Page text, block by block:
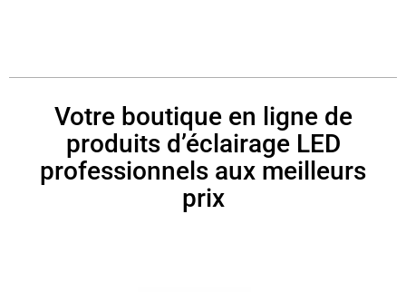
Votre boutique en ligne de
produits d’éclairage LED
professionnels aux meilleurs
prix